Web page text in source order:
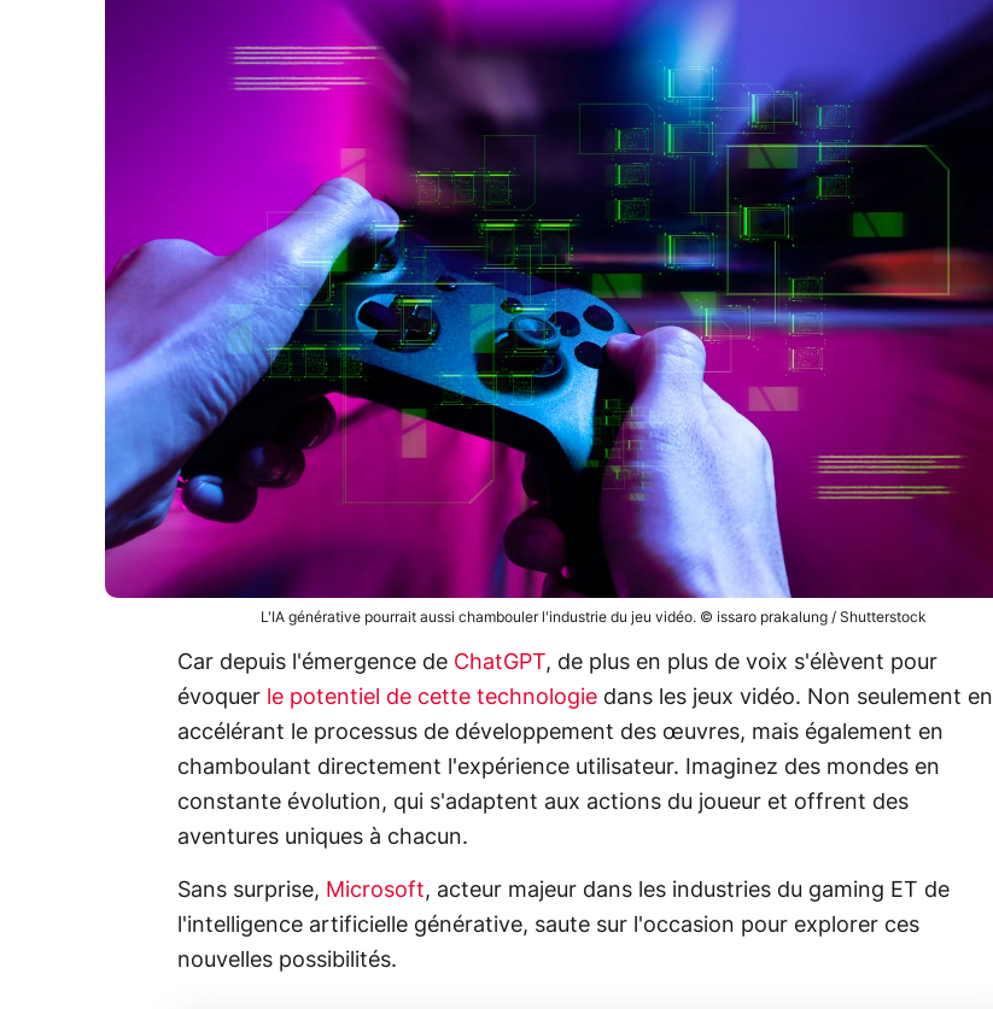
L'IA générative pourrait aussi chambouler l'industrie du jeu vidéo. © issaro prakalung / Shutterstock
Car depuis l'émergence de ChatGPT, de plus en plus de voix s'élèvent pour
évoquer le potentiel de cette technologie dans les jeux vidéo. Non seulement en
accélérant le processus de développement des œuvres, mais également en
chamboulant directement l'expérience utilisateur. Imaginez des mondes en
constante évolution, qui s'adaptent aux actions du joueur et offrent des
aventures uniques à chacun.
Sans surprise, Microsoft, acteur majeur dans les industries du gaming ET de
l'intelligence artificielle générative, saute sur l'occasion pour explorer ces
nouvelles possibilités.